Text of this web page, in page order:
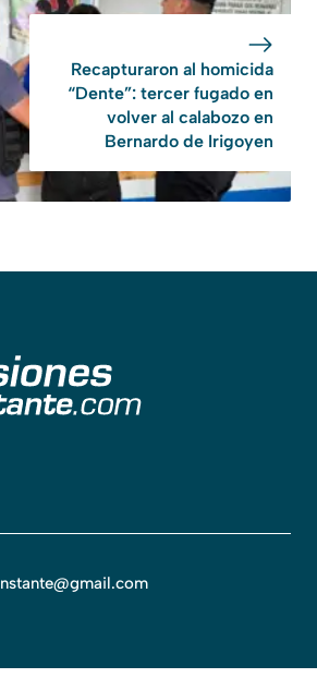
Recapturaron al homicida
“Dente”: tercer fugado en
volver al calabozo en
Bernardo de Irigoyen